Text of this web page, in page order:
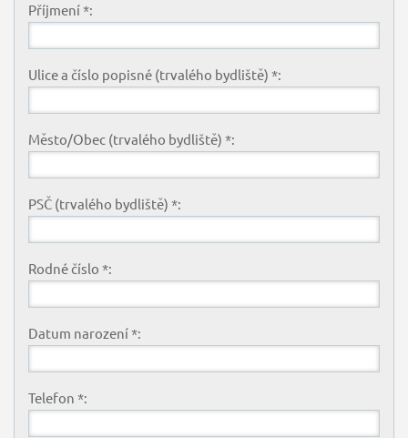
Příjmení *:
Ulice a číslo popisné (trvalého bydliště) *:
Město/Obec (trvalého bydliště) *:
PSČ (trvalého bydliště) *:
Rodné číslo *:
Datum narození *:
Telefon *: